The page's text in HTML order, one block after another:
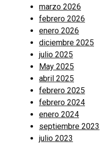
marzo 2026
febrero 2026
enero 2026
diciembre 2025
julio 2025
May 2025
abril 2025
febrero 2025
febrero 2024
enero 2024
septiembre 2023
julio 2023